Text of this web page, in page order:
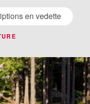
en vedette